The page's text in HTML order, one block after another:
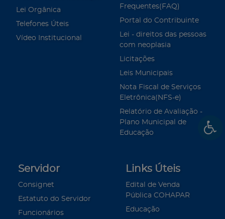
Lei Orgânica
Telefones Úteis
Vídeo Institucional
Frequentes(FAQ)
Portal do Contribuinte
Lei - direitos das pessoas
com neoplasia
Licitações
Leis Municipais
Nota Fiscal de Serviços
Eletrônica(NFS-e)
Relatório de Avaliação -
Plano Municipal de
Educação
Servidor
Consignet
Estatuto do Servidor
Funcionários
Links Úteis
Edital de Venda
Pública COHAPAR
Educação